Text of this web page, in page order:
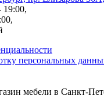
19:00,
персональных
мебели в Санкт-